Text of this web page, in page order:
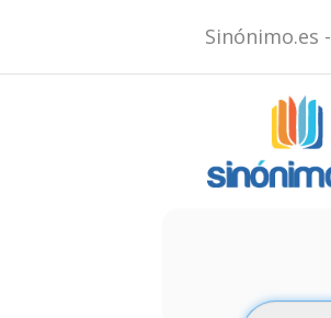
Sinónimo.es -